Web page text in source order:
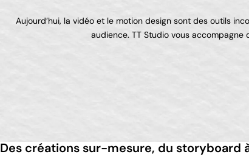
Aujourd’hui, la vidéo et le motion design sont des outils
audience. TT Studio vous
Des créations sur-mesure, du storyboard